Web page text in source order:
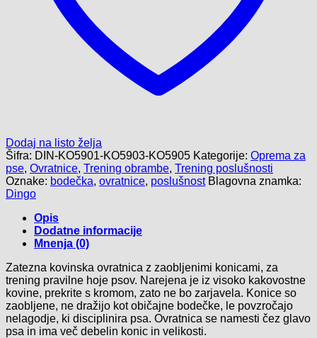
Dodaj na listo želja
Šifra: DIN-KO5901-KO5903-KO5905 Kategorije: Oprema za
pse, Ovratnice, Trening obrambe, Trening poslušnosti
Oznake: bodečka, ovratnice, poslušnost Blagovna znamka:
Dingo
Opis
Dodatne informacije
Mnenja (0)
Zatezna kovinska ovratnica z zaobljenimi konicami, za
trening pravilne hoje psov. Narejena je iz visoko kakovostne
kovine, prekrite s kromom, zato ne bo zarjavela. Konice so
zaobljene, ne dražijo kot običajne bodečke, le povzročajo
nelagodje, ki disciplinira psa. Ovratnica se namesti čez glavo
psa in ima več debelin konic in velikosti.